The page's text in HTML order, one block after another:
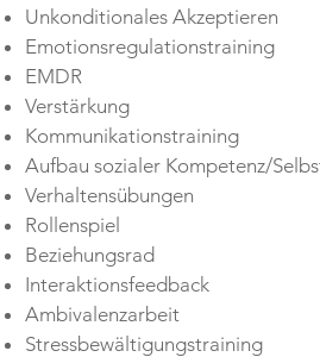
Unkonditionales Akzeptieren
Emotionsregulationstraining
EMDR
Verstärkung
Kommunikationstraining
Aufbau sozialer Kompetenz/
Verhaltensübungen
Rollenspiel
Beziehungsrad
Interaktionsfeedback
Ambivalenzarbeit
Stressbewältigungstraining